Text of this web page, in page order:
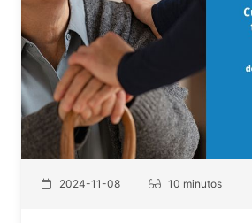
2024-11-08 10 minutos